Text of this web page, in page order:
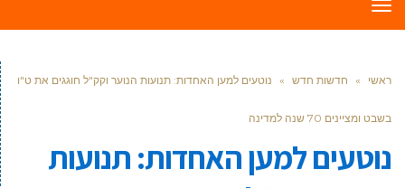
תפריט
ראשי » חדשות חדש » נוטעים למען האחדות: תנועות הנוער וקק"ל חוגגים את ט"ו
בשבט ומציינים 70 שנה למדינה
נוטעים למען האחדות: תנועות